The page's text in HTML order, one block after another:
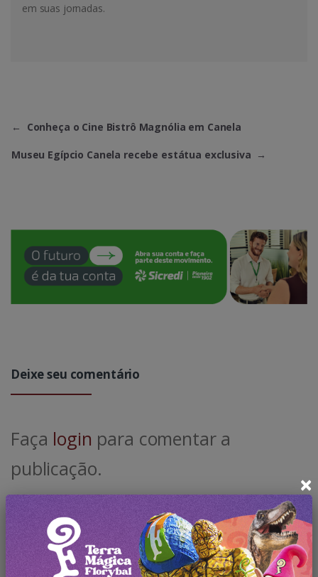
em suas jornadas.
← Conheça o Cine Bistrô Magnólia em Canela
Museu Egípcio Canela recebe estátua exclusiva →
Deixe seu comentário
Faça login para comentar a
publicação.
Pesquisar no Blog
×